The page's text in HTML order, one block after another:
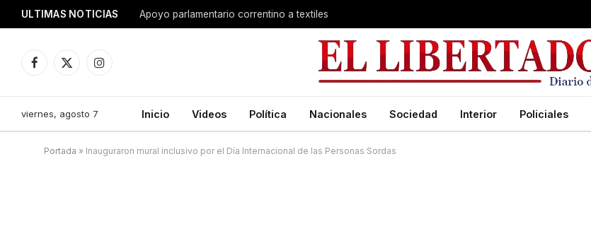
ULTIMAS NOTICIAS Apoyo parlamentario correntino a textiles
Facebook
X
Instagram
viernes, agosto 7 Inicio Videos Política Nacionales Sociedad Interior Policiales
Portada » Inauguraron mural inclusivo por el Día Internacional de las Personas Sordas